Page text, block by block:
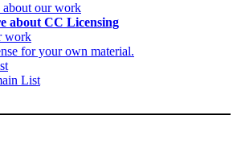
about our work
about CC Licensing
work
for your own material.
List